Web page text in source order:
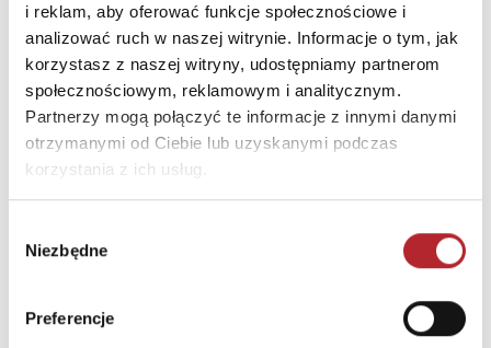
i reklam, aby oferować funkcje społecznościowe i
analizować ruch w naszej witrynie. Informacje o tym, jak
korzystasz z naszej witryny, udostępniamy partnerom
społecznościowym, reklamowym i analitycznym.
Partnerzy mogą połączyć te informacje z innymi danymi
otrzymanymi od Ciebie lub uzyskanymi podczas
korzystania z ich usług.
zgody
Niezbędne
Preferencje